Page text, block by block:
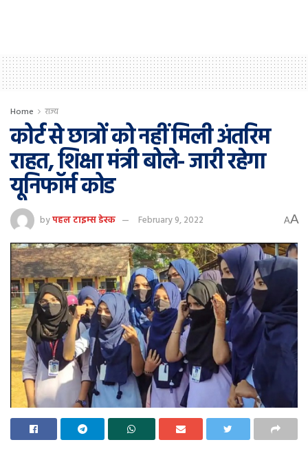
Home राज्य
कोर्ट से छात्रों को नहीं मिली अंतरिम
राहत, शिक्षा मंत्री बोले- जारी रहेगा
यूनिफॉर्म कोड
byपहल टाइम्स डेस्क February 9, 2022 AA